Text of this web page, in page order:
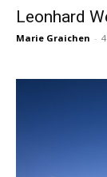
Leonhard
Marie Graichen -